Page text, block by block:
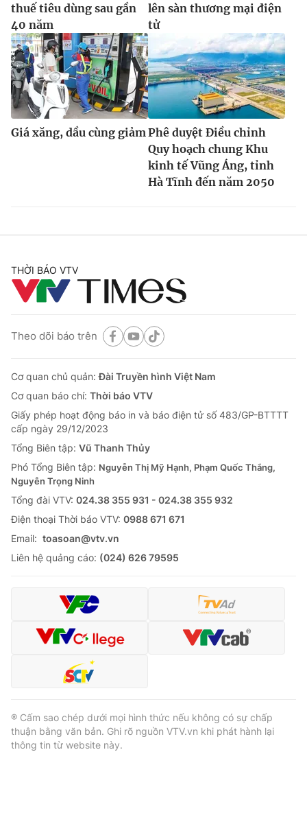
thuế tiêu dùng sau gần
40 năm
lên sàn thương mại điện
tử
Giá xăng, dầu cùng giảm Phê duyệt Điều chỉnh
Quy hoạch chung Khu
kinh tế Vũng Áng, tỉnh
Hà Tĩnh đến năm 2050
THỜI BÁO VTV
Theo dõi báo trên
Cơ quan chủ quản:Đài Truyền hình Việt Nam
Cơ quan báo chí: Thời báo VTV
Giấy phép hoạt động báo in và báo điện tử số 483/GP-BTTTT
cấp ngày 29/12/2023
Tổng Biên tập: Vũ Thanh Thủy
Phó Tổng Biên tập: Nguyễn Thị Mỹ Hạnh, Phạm Quốc Thắng,
Nguyễn Trọng Ninh
Tổng đài VTV: 024.38 355 931 - 024.38 355 932
Ðiện thoại Thời báo VTV: 0988 671 671
Email: toasoan@vtv.vn
Liên hệ quảng cáo: (024) 626 79595
® Cấm sao chép dưới mọi hình thức nếu không có sự chấp
thuận bằng văn bản. Ghi rõ nguồn VTV.vn khi phát hành lại
thông tin từ website này.